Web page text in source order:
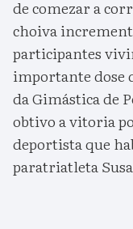
de comezar a
choiva
participantes
importante dose
da Gimástica de
obtivo a vitoria
deportista que
paratriatleta